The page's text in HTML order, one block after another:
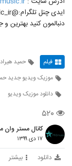
ایدی چنل تلگرام:@mr1_music_ir
دنبالمون کنید بهترین
فیلم حمید هیراد
موزیک ویدیو جدید
دانلود موزیک ویدیو
۵۲۰
کانال مستر وان
۱۷ دی ۱۳۹۹
دانلود بیشتر